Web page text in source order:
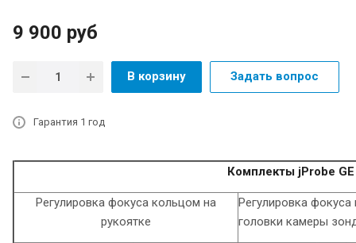
9 900 руб
В корзину Задать вопрос
Гарантия 1 год
Комплекты jProbe GE
Регулировка фокуса кольцом на
рукоятке
Регулировка
головки камеры